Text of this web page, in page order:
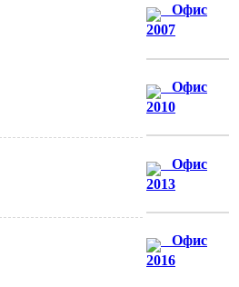
Офис
2007
Офис
2010
Офис
2013
Офис
2016